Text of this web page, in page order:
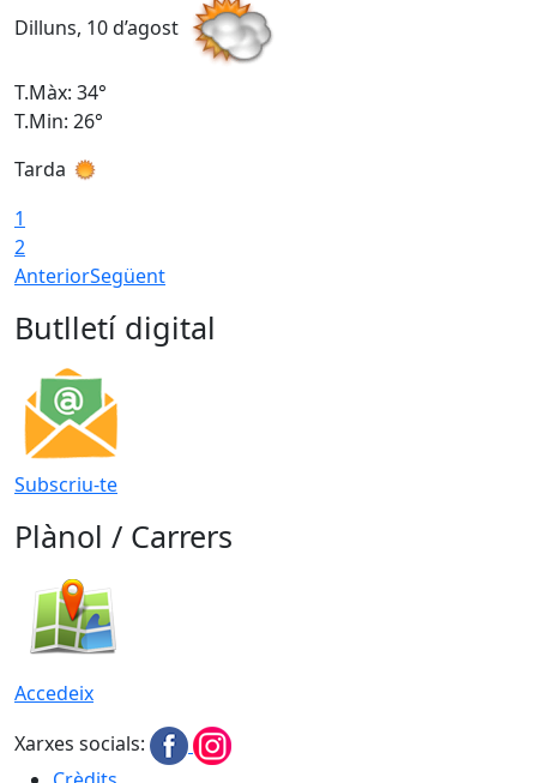
Dilluns, 10 d’agost
T.Màx: 34°
T.Min: 26°
Tarda
1
2
AnteriorSegüent
Butlletí digital
Subscriu-te
Plànol / Carrers
Accedeix
Xarxes socials: